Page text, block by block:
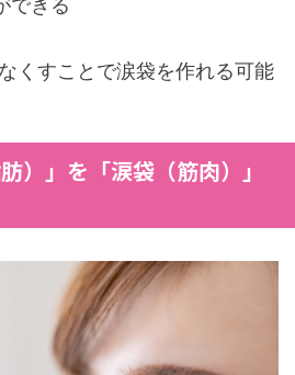
できる
くすことで涙袋を作れる可能
）」を「涙袋（筋肉）」